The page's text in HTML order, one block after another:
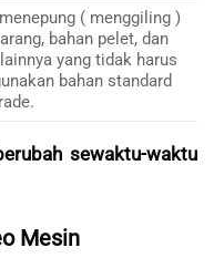
( menggiling )
bahan pelet, dan
yang tidak harus
bahan standard
sewaktu-waktu
Mesin